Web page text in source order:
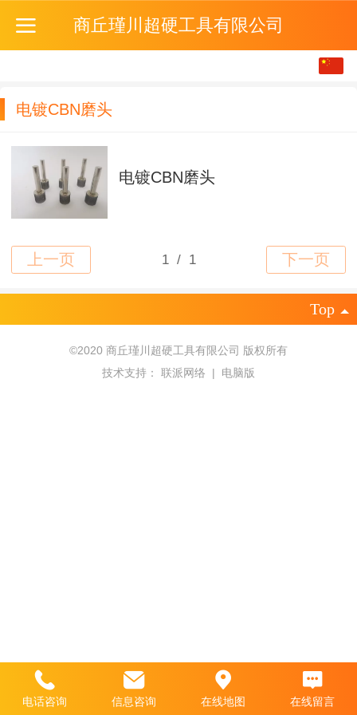
商丘瑾川超硬工具有限公司
电镀CBN磨头
电镀CBN磨头
Top
©2020 商丘瑾川超硬工具有限公司 版权所有
技术支持： 联派网络 | 电脑版
电话咨询 信息咨询 在线地图 在线留言